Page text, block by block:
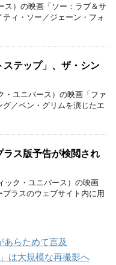
ス）の映画「ソー：ラブ＆サ
ィ・ソー／ジェーン・フォ
テップ」、ザ・シン
・ユニバース）の映画「ファ
／ベン・グリムを演じたエ
ス版予告が検閲され
ック・ユニバース）の映画
ラスのウェブサイト内に用
あらためて言及
は大規模な再撮影へ